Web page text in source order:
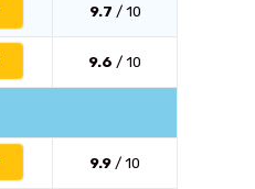
9.7 / 10
9.6 / 10
9.9 / 10